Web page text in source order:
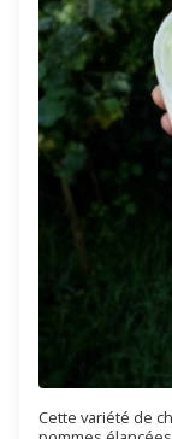
Cette variété de